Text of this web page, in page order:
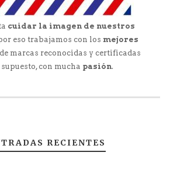
cuidar la imagen de nuestros
eso trabajamos con los mejores
de marcas reconocidas y certificadas
supuesto, con mucha pasión.
RECIENTES